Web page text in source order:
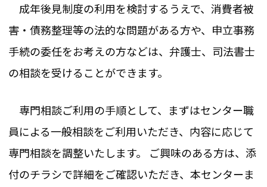
成年後見制度の利用を検討するうえで、消費者被
害・債務整理等の法的な問題がある方や、申立事務
手続の委任をお考えの方などは、弁護士、司法書士
の相談を受けることができます。
専門相談ご利用の手順として、まずはセンター職
員による一般相談をご利用いただき、内容に応じて
専門相談を調整いたします。 ご興味のある方は、添
付のチラシで詳細をご確認いただき、本センターま